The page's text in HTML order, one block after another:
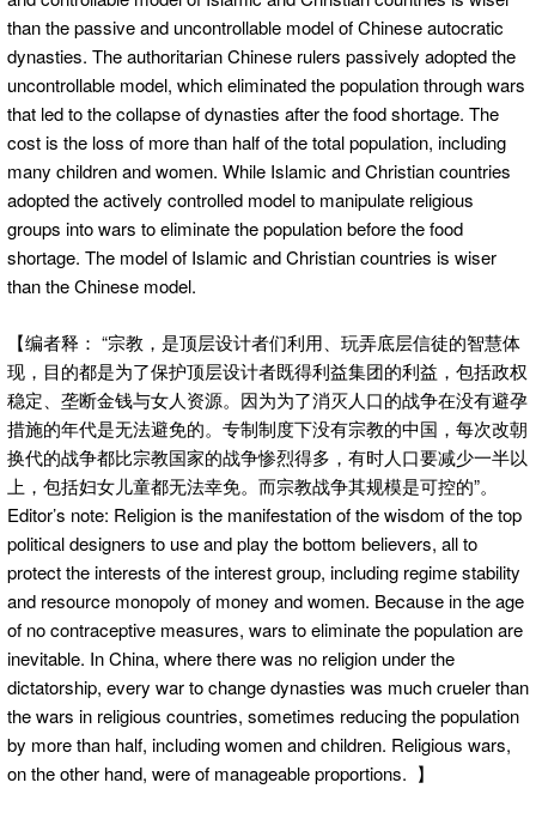
than the passive and uncontrollable model of Chinese autocratic
dynasties. The authoritarian Chinese rulers passively adopted the
uncontrollable model, which eliminated the population through wars
that led to the collapse of dynasties after the food shortage. The
cost is the loss of more than half of the total population, including
many children and women. While Islamic and Christian countries
adopted the actively controlled model to manipulate religious
groups into wars to eliminate the population before the food
shortage. The model of Islamic and Christian countries is wiser
than the Chinese model.
【编者释： “宗教，是顶层设计者们利用、玩弄底层信徒的智慧体
现，目的都是为了保护顶层设计者既得利益集团的利益，包括政权
稳定、垄断金钱与女人资源。因为为了消灭人口的战争在没有避孕
措施的年代是无法避免的。专制制度下没有宗教的中国，每次改朝
换代的战争都比宗教国家的战争惨烈得多，有时人口要减少一半以
上，包括妇女儿童都无法幸免。而宗教战争其规模是可控的”。
Editor’s note: Religion is the manifestation of the wisdom of the top
political designers to use and play the bottom believers, all to
protect the interests of the interest group, including regime stability
and resource monopoly of money and women. Because in the age
of no contraceptive measures, wars to eliminate the population are
inevitable. In China, where there was no religion under the
dictatorship, every war to change dynasties was much crueler than
the wars in religious countries, sometimes reducing the population
by more than half, including women and children. Religious wars,
on the other hand, were of manageable proportions. 】